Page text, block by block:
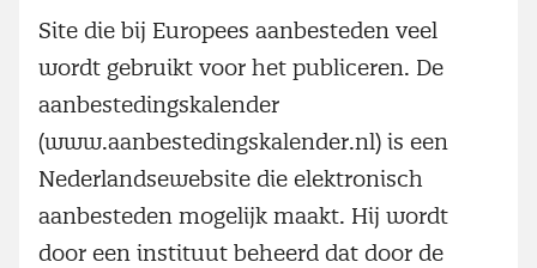
Site die bij Europees aanbesteden veel
wordt gebruikt voor het publiceren. De
aanbestedingskalender
(www.aanbestedingskalender.nl) is een
Nederlandsewebsite die elektronisch
aanbesteden mogelijk maakt. Hij wordt
door een instituut beheerd dat door de